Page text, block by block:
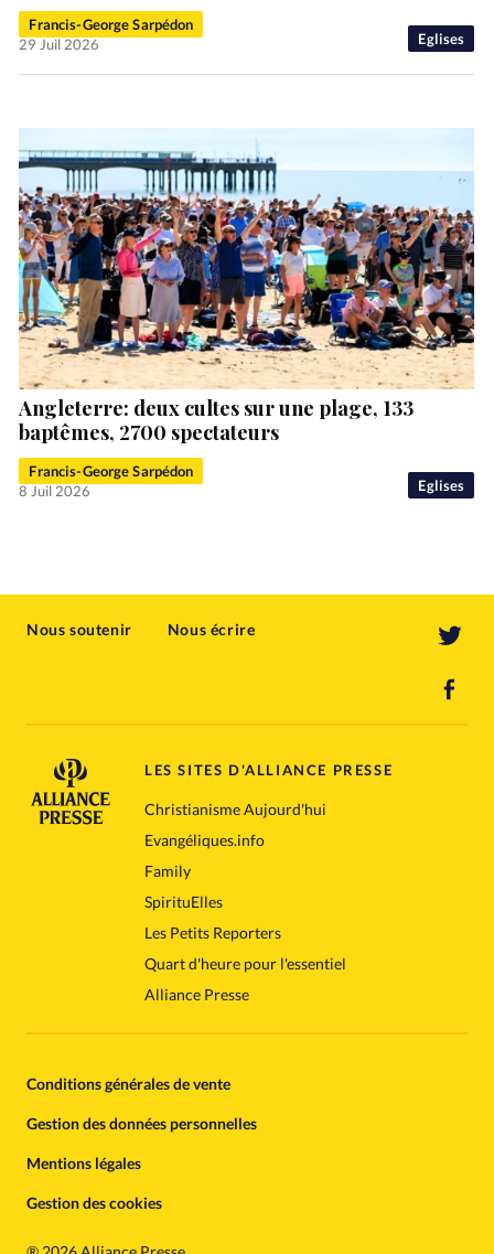
Eglises
Francis-George Sarpédon
29 Juil 2026
Eglises
Angleterre: deux cultes sur une plage, 133
baptêmes, 2700 spectateurs
Francis-George Sarpédon
8 Juil 2026
Nous soutenir Nous écrire
LES SITES D'ALLIANCE PRESSE
Christianisme Aujourd'hui
Evangéliques.info
Family
SpirituElles
Les Petits Reporters
Quart d'heure pour l'essentiel
Alliance Presse
Conditions générales de vente
Gestion des données personnelles
Mentions légales
Gestion des cookies